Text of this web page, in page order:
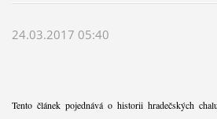
24.03.2017 05:40
Tento článek pojednává o historii hradečských